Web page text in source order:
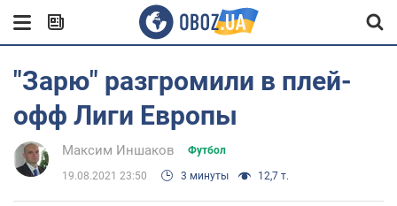
"Зарю" разгромили в плей-
офф Лиги Европы
Максим Иншаков Футбол
19.08.2021 23:50 3 минуты 12,7 т.